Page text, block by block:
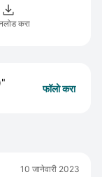
करा
फॉलो करा
10 जानेवारी 2023